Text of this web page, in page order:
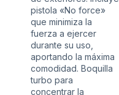
pistola «No force»
que minimiza la
fuerza a ejercer
durante su uso,
aportando la máxima
comodidad. Boquilla
turbo para
concentrar la